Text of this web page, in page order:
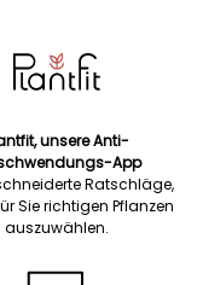
unsere Anti-
App
Ratschläge,
Sie richtigen Pflanzen
auszuwählen.